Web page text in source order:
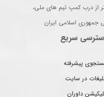
از درب کمپ تیم های ملی،
جمهوری اسلامی ایران
سریع
پیشرفته
در سایت
داوران